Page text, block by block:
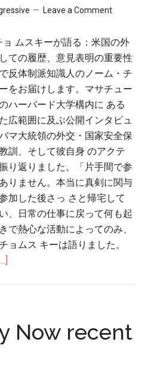
カ
ブ
ス
Leave a Comment
ムスキーが語る：米国の外
ての履歴、意見表明の重要性
反体制派知識人のノーム・チ
をお届けします。マサチュー
ハーバード大学構内に ある
広範囲に及ぶ公開インタビュ
マ大統領の外交・国家安全保
訓、そして彼自身 のアクテ
り返りました。「片手間で参
りません。本当に真剣に関与
加した後さっ さと帰宅して
、日常の仕事に戻って何も起
で熱心な活動によってのみ、
ョムス キーは語りました。
ラ
シNow recent